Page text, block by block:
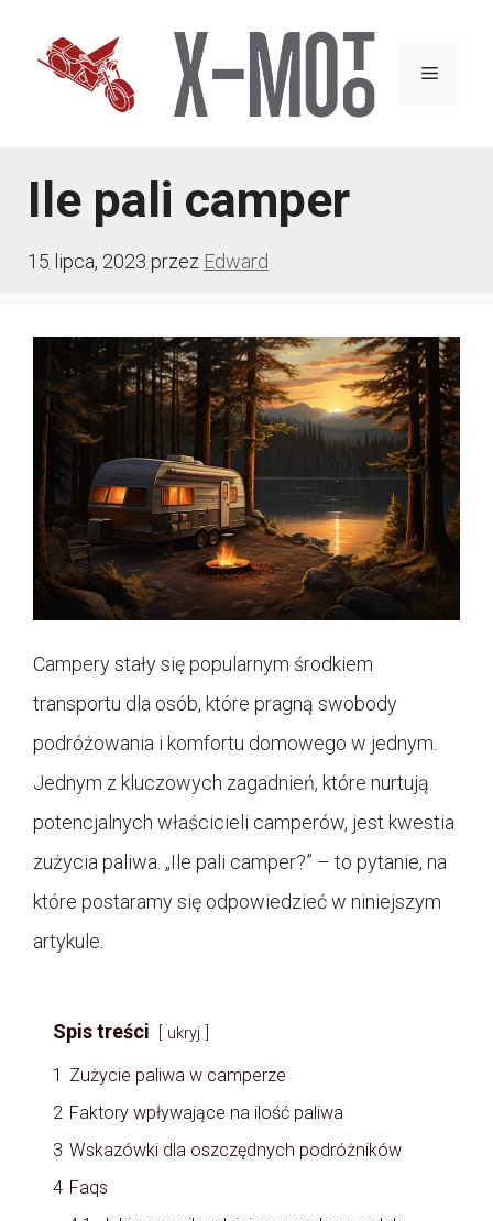
Menu
Ile pali camper
15 lipca, 2023 przez Edward
Campery stały się popularnym środkiem
transportu dla osób, które pragną swobody
podróżowania i komfortu domowego w jednym.
Jednym z kluczowych zagadnień, które nurtują
potencjalnych właścicieli camperów, jest kwestia
zużycia paliwa. „Ile pali camper?” – to pytanie, na
które postaramy się odpowiedzieć w niniejszym
artykule.
Spis treści ukryj
1 Zużycie paliwa w camperze
2 Faktory wpływające na ilość paliwa
3 Wskazówki dla oszczędnych podróżników
4 Faqs